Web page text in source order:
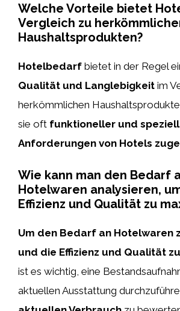
Welche Vorteile bietet
Vergleich zu
Haushaltsprodukten?
Hotelbedarf bietet in der Regel
Qualität und Langlebigkeit im
herkömmlichen
sie oft funktioneller und
Anforderungen von Hotels
Wie kann man den Bedarf
Hotelwaren analysieren,
Effizienz und Qualität zu
Um den Bedarf an Hotelwaren
und die Effizienz und Qualität
ist es wichtig, eine
aktuellen Ausstattung